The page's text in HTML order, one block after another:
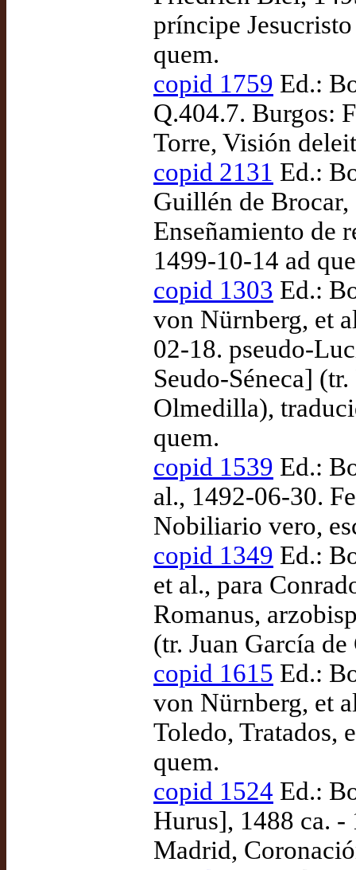
príncipe
quem.
copid 1759 Ed.:
Q.404.7. Burgos:
Torre, Visión
copid 2131 Ed.:
Guillén de
Enseñamiento de
1499-10-14 ad
copid 1303 Ed.:
von Nürnberg, et
02-18. pseudo-
Seudo-Séneca]
Olmedilla),
quem.
copid 1539 Ed.:
al., 1492-06-30.
Nobiliario vero,
copid 1349 Ed.:
et al., para
Romanus,
(tr. Juan García
copid 1615 Ed.:
von Nürnberg, et
Toledo, Tratados,
quem.
copid 1524 Ed.:
Hurus], 1488 ca. -
Madrid,